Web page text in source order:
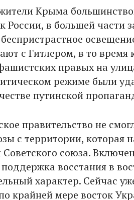
Крыма
России, в большей
с Гитлером, в то время
правых на
режиме были
путинской
правительство не
с территории, которая
Советского союза.
восстания в
характер. Сейчас
крайней мере восток